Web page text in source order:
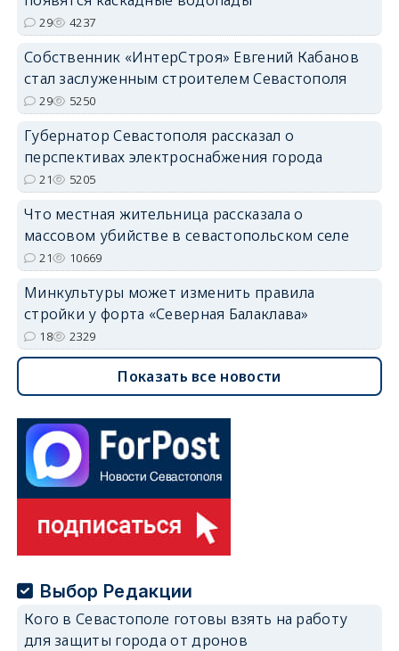
29 4237
Собственник «ИнтерСтроя» Евгений Кабанов
стал заслуженным строителем Севастополя
29 5250
Губернатор Севастополя рассказал о
перспективах электроснабжения города
21 5205
Что местная жительница рассказала о
массовом убийстве в севастопольском селе
21 10669
Минкультуры может изменить правила
стройки у форта «Северная Балаклава»
18 2329
Показать все новости
Выбор Редакции
Кого в Севастополе готовы взять на работу
для защиты города от дронов